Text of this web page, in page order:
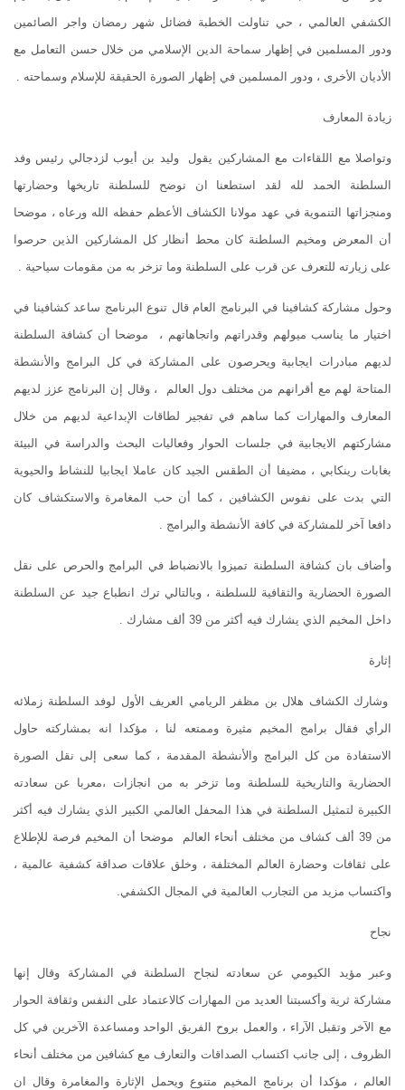
الكشفي العالمي ، حي تناولت الخطبة فضائل شهر رمضان واجر الصائمين
ودور المسلمين في إظهار سماحة الدين الإسلامي من خلال حسن التعامل مع
الأديان الأخرى ، ودور المسلمين في إظهار الصورة الحقيقة للإسلام وسماحته .
زيادة المعارف
وتواصلا مع اللقاءات مع المشاركين يقول وليد بن أيوب لزدجالي رئيس وفد
السلطنة الحمد لله لقد استطعنا ان نوضح للسلطنة تاريخها وحضارتها
ومنجزاتها التنموية في عهد مولانا الكشاف الأعظم حفظه الله ورعاه ، موضحا
أن المعرض ومخيم السلطنة كان محط أنظار كل المشاركين الذين حرصوا
على زيارته للتعرف عن قرب على السلطنة وما تزخر به من مقومات سياحية .
وحول مشاركة كشافينا في البرنامج العام قال تنوع البرنامج ساعد كشافينا في
اختيار ما يناسب ميولهم وقدراتهم واتجاهاتهم ، موضحا أن كشافة السلطنة
لديهم مبادرات ايجابية ويحرصون على المشاركة في كل البرامج والأنشطة
المتاحة لهم مع أقرانهم من مختلف دول العالم ، وقال إن البرنامج عزز لديهم
المعارف والمهارات كما ساهم في تفجير لطاقات الإبداعية لديهم من خلال
مشاركتهم الايجابية في جلسات الحوار وفعاليات البحث والدراسة في البيئة
بغابات رينكابي ، مضيفا أن الطقس الجيد كان عاملا ايجابيا للنشاط والحيوية
التي بدت على نفوس الكشافين ، كما أن حب المغامرة والاستكشاف كان
دافعا آخر للمشاركة في كافة الأنشطة والبرامج .
وأضاف بان كشافة السلطنة تميزوا بالانضباط في البرامج والحرص على نقل
الصورة الحضارية والثقافية للسلطنة ، وبالتالي ترك انطباع جيد عن السلطنة
داخل المخيم الذي يشارك فيه أكثر من 39 ألف مشارك .
إثارة
وشارك الكشاف هلال بن مظفر الريامي العريف الأول لوفد السلطنة زملائه
الرأي فقال برامج المخيم مثيرة وممتعه لنا ، مؤكدا انه بمشاركته حاول
الاستفادة من كل البرامج والأنشطة المقدمة ، كما سعى إلى نقل الصورة
الحضارية والتاريخية للسلطنة وما تزخر به من انجازات ،معربا عن سعادته
الكبيرة لتمثيل السلطنة في هذا المحفل العالمي الكبير الذي يشارك فيه أكثر
من 39 ألف كشاف من مختلف أنحاء العالم موضحا أن المخيم فرصة للإطلاع
على ثقافات وحضارة العالم المختلفة ، وخلق علاقات صداقة كشفية عالمية ،
واكتساب مزيد من التجارب العالمية في المجال الكشفي.
نجاح
وعبر مؤيد الكيومي عن سعادته لنجاح السلطنة في المشاركة وقال إنها
مشاركة ثرية وأكسبتنا العديد من المهارات كالاعتماد على النفس وثقافة الحوار
مع الآخر وتقبل الآراء ، والعمل بروح الفريق الواحد ومساعدة الآخرين في كل
الظروف ، إلى جانب اكتساب الصداقات والتعارف مع كشافين من مختلف أنحاء
العالم ، مؤكدا أن برنامج المخيم متنوع ويحمل الإثارة والمغامرة وقال ان